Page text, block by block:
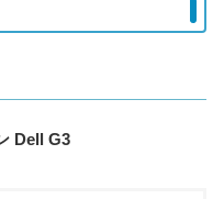
Dell G3